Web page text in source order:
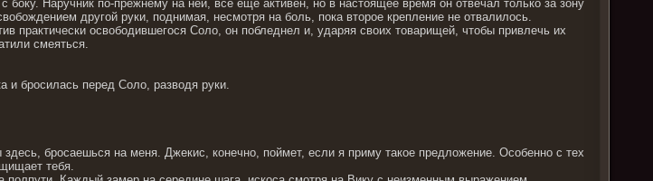
боку. Наручник по-прежнему на ней, все еще активен, но в настоящее время он отвечал только за зону
другой руки, поднимая, несмотря на боль, пока второе крепление не отвалилось.
практически освободившегося Соло, он побледнел и, ударяя своих товарищей, чтобы привлечь их
смеяться.
бросилась перед Соло, разводя руки.
здесь, бросаешься на меня. Джекис, конечно, поймет, если я приму такое предложение. Особенно с тех
тебя.